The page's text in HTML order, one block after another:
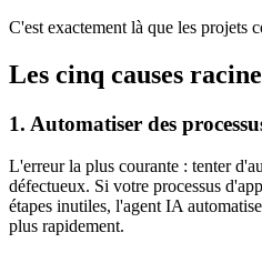
C'est exactement là que les projets
Les cinq causes
1. Automatiser des
L'erreur la plus courante : tenter
défectueux. Si votre processus
étapes inutiles, l'agent IA
plus rapidement.